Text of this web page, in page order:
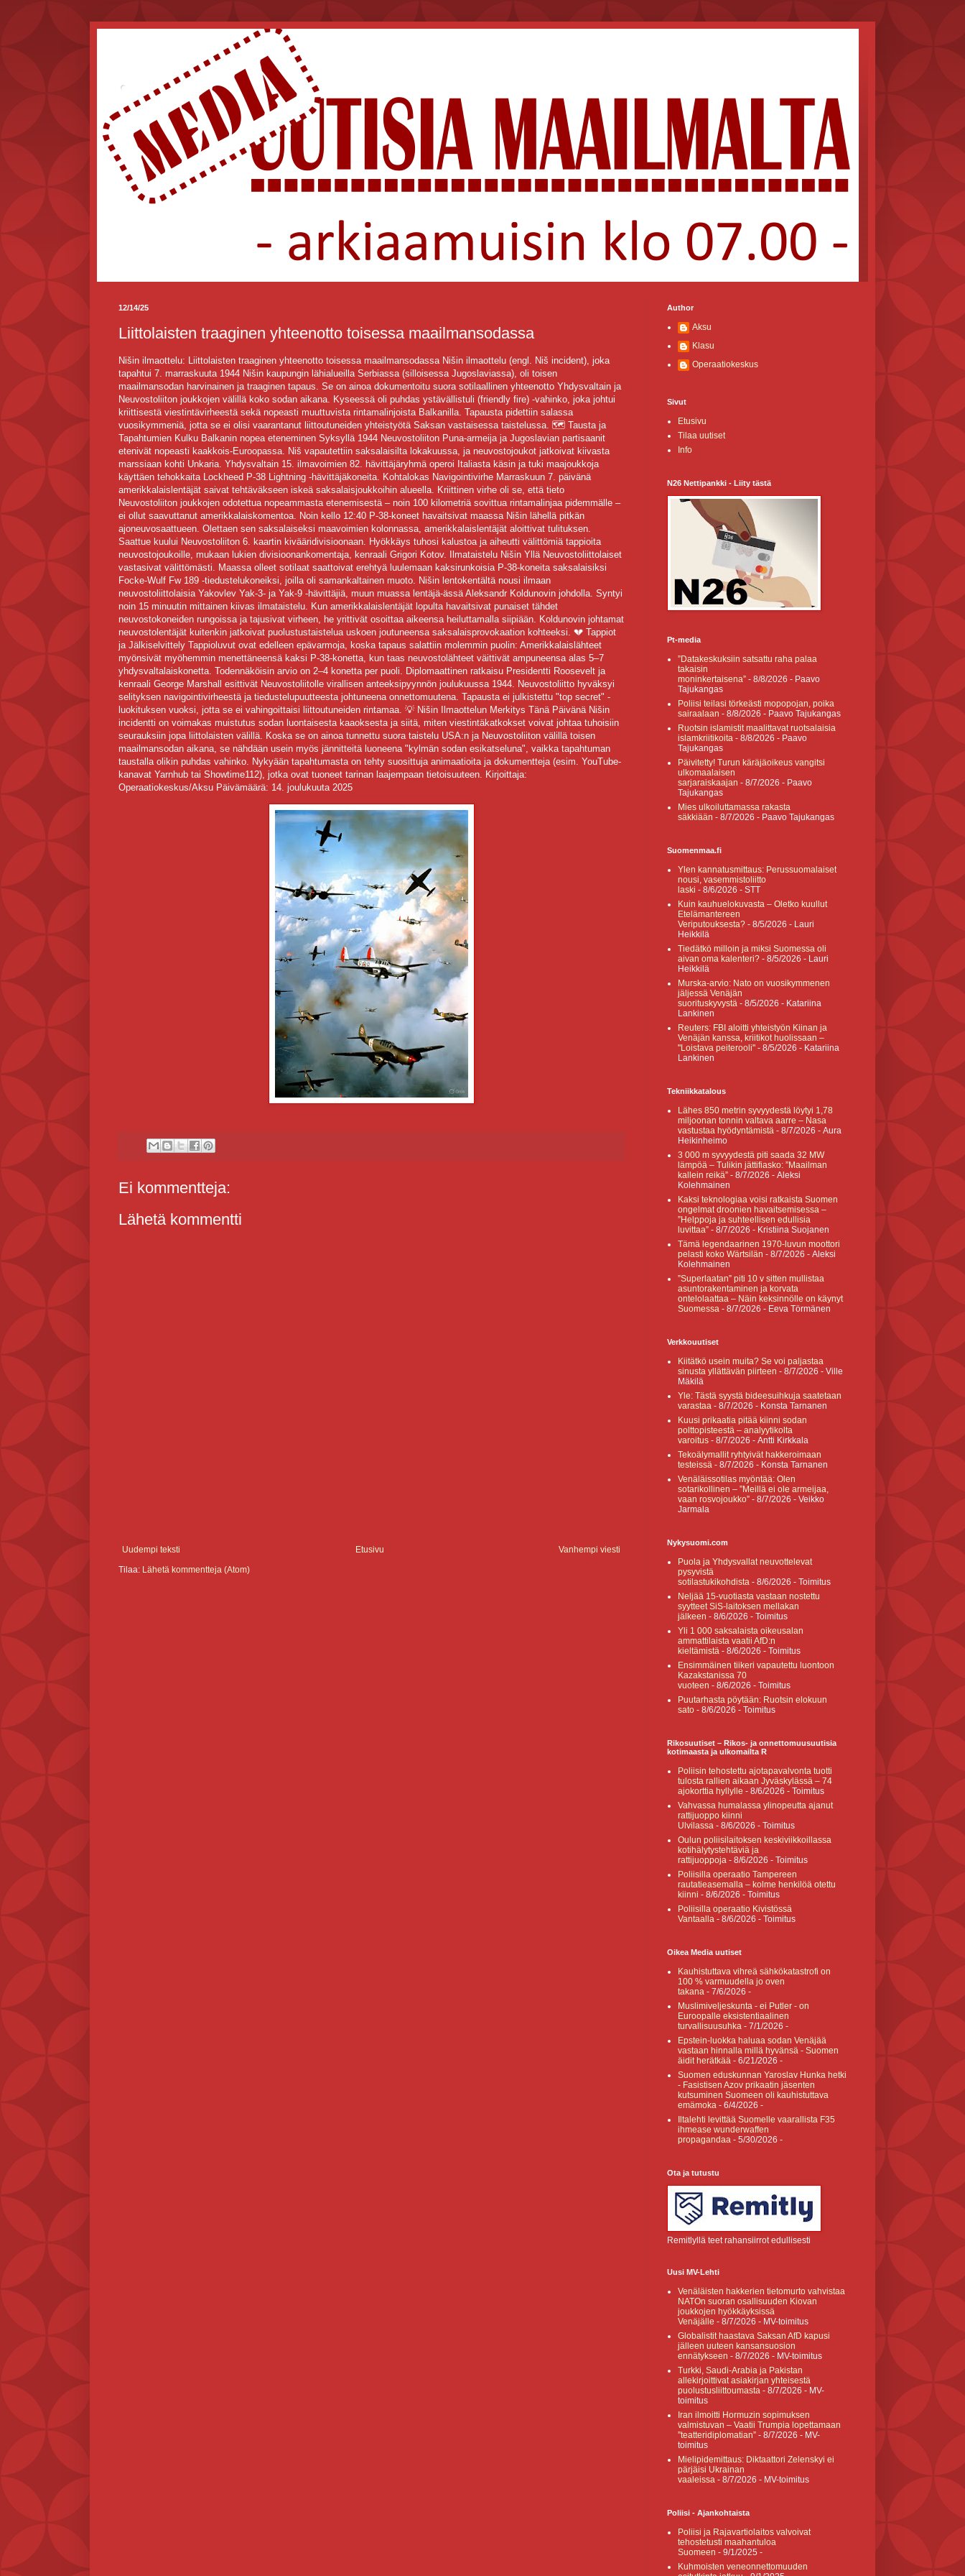
.
12/14/25
Liittolaisten traaginen yhteenotto toisessa maailmansodassa
Nišin ilmaottelu: Liittolaisten traaginen yhteenotto toisessa maailmansodassa Nišin ilmaottelu (engl. Niš incident), joka
tapahtui 7. marraskuuta 1944 Nišin kaupungin lähialueilla Serbiassa (silloisessa Jugoslaviassa), oli toisen
maailmansodan harvinainen ja traaginen tapaus. Se on ainoa dokumentoitu suora sotilaallinen yhteenotto Yhdysvaltain ja
Neuvostoliiton joukkojen välillä koko sodan aikana. Kyseessä oli puhdas ystävällistuli (friendly fire) -vahinko, joka johtui
kriittisestä viestintävirheestä sekä nopeasti muuttuvista rintamalinjoista Balkanilla. Tapausta pidettiin salassa
vuosikymmeniä, jotta se ei olisi vaarantanut liittoutuneiden yhteistyötä Saksan vastaisessa taistelussa. 🗺️ Tausta ja
Tapahtumien Kulku Balkanin nopea eteneminen Syksyllä 1944 Neuvostoliiton Puna-armeija ja Jugoslavian partisaanit
etenivät nopeasti kaakkois-Euroopassa. Niš vapautettiin saksalaisilta lokakuussa, ja neuvostojoukot jatkoivat kiivasta
marssiaan kohti Unkaria. Yhdysvaltain 15. ilmavoimien 82. hävittäjäryhmä operoi Italiasta käsin ja tuki maajoukkoja
käyttäen tehokkaita Lockheed P-38 Lightning -hävittäjäkoneita. Kohtalokas Navigointivirhe Marraskuun 7. päivänä
amerikkalaislentäjät saivat tehtäväkseen iskeä saksalaisjoukkoihin alueella. Kriittinen virhe oli se, että tieto
Neuvostoliiton joukkojen odotettua nopeammasta etenemisestä – noin 100 kilometriä sovittua rintamalinjaa pidemmälle –
ei ollut saavuttanut amerikkalaiskomentoa. Noin kello 12:40 P-38-koneet havaitsivat maassa Nišin lähellä pitkän
ajoneuvosaattueen. Olettaen sen saksalaiseksi maavoimien kolonnassa, amerikkalaislentäjät aloittivat tulituksen.
Saattue kuului Neuvostoliiton 6. kaartin kivääridivisioonaan. Hyökkäys tuhosi kalustoa ja aiheutti välittömiä tappioita
neuvostojoukoille, mukaan lukien divisioonankomentaja, kenraali Grigori Kotov. Ilmataistelu Nišin Yllä Neuvostoliittolaiset
vastasivat välittömästi. Maassa olleet sotilaat saattoivat erehtyä luulemaan kaksirunkoisia P-38-koneita saksalaisiksi
Focke-Wulf Fw 189 -tiedustelukoneiksi, joilla oli samankaltainen muoto. Nišin lentokentältä nousi ilmaan
neuvostoliittolaisia Yakovlev Yak-3- ja Yak-9 -hävittäjiä, muun muassa lentäjä-ässä Aleksandr Koldunovin johdolla. Syntyi
noin 15 minuutin mittainen kiivas ilmataistelu. Kun amerikkalaislentäjät lopulta havaitsivat punaiset tähdet
neuvostokoneiden rungoissa ja tajusivat virheen, he yrittivät osoittaa aikeensa heiluttamalla siipiään. Koldunovin johtamat
neuvostolentäjät kuitenkin jatkoivat puolustustaistelua uskoen joutuneensa saksalaisprovokaation kohteeksi. 💔 Tappiot
ja Jälkiselvittely Tappioluvut ovat edelleen epävarmoja, koska tapaus salattiin molemmin puolin: Amerikkalaislähteet
myönsivät myöhemmin menettäneensä kaksi P-38-konetta, kun taas neuvostolähteet väittivät ampuneensa alas 5–7
yhdysvaltalaiskonetta. Todennäköisin arvio on 2–4 konetta per puoli. Diplomaattinen ratkaisu Presidentti Roosevelt ja
kenraali George Marshall esittivät Neuvostoliitolle virallisen anteeksipyynnön joulukuussa 1944. Neuvostoliitto hyväksyi
selityksen navigointivirheestä ja tiedustelupuutteesta johtuneena onnettomuutena. Tapausta ei julkistettu "top secret" -
luokituksen vuoksi, jotta se ei vahingoittaisi liittoutuneiden rintamaa. 💡 Nišin Ilmaottelun Merkitys Tänä Päivänä Nišin
incidentti on voimakas muistutus sodan luontaisesta kaaoksesta ja siitä, miten viestintäkatkokset voivat johtaa tuhoisiin
seurauksiin jopa liittolaisten välillä. Koska se on ainoa tunnettu suora taistelu USA:n ja Neuvostoliiton välillä toisen
maailmansodan aikana, se nähdään usein myös jännitteitä luoneena "kylmän sodan esikatseluna", vaikka tapahtuman
taustalla olikin puhdas vahinko. Nykyään tapahtumasta on tehty suosittuja animaatioita ja dokumentteja (esim. YouTube-
kanavat Yarnhub tai Showtime112), jotka ovat tuoneet tarinan laajempaan tietoisuuteen. Kirjoittaja:
Operaatiokeskus/Aksu Päivämäärä: 14. joulukuuta 2025
Ei kommentteja:
Lähetä kommentti
Uudempi teksti Vanhempi viesti
Etusivu
Tilaa: Lähetä kommentteja (Atom)
Author
Aksu
Klasu
Operaatiokeskus
Sivut
Etusivu
Tilaa uutiset
Info
N26 Nettipankki - Liity tästä
Pt-media
”Datakeskuksiin satsattu raha palaa
takaisin
moninkertaisena” - 8/8/2026 - Paavo
Tajukangas
Poliisi teilasi törkeästi mopopojan, poika
sairaalaan - 8/8/2026 - Paavo Tajukangas
Ruotsin islamistit maalittavat ruotsalaisia
islamkriitikoita - 8/8/2026 - Paavo
Tajukangas
Päivitetty! Turun käräjäoikeus vangitsi
ulkomaalaisen
sarjaraiskaajan - 8/7/2026 - Paavo
Tajukangas
Mies ulkoiluttamassa rakasta
säkkiään - 8/7/2026 - Paavo Tajukangas
Suomenmaa.fi
Ylen kannatusmittaus: Perussuomalaiset
nousi, vasemmistoliitto
laski - 8/6/2026 - STT
Kuin kauhuelokuvasta – Oletko kuullut
Etelämantereen
Veriputouksesta? - 8/5/2026 - Lauri
Heikkilä
Tiedätkö milloin ja miksi Suomessa oli
aivan oma kalenteri? - 8/5/2026 - Lauri
Heikkilä
Murska-arvio: Nato on vuosikymmenen
jäljessä Venäjän
suorituskyvystä - 8/5/2026 - Katariina
Lankinen
Reuters: FBI aloitti yhteistyön Kiinan ja
Venäjän kanssa, kriitikot huolissaan –
"Loistava peiterooli" - 8/5/2026 - Katariina
Lankinen
Tekniikkatalous
Lähes 850 metrin syvyydestä löytyi 1,78
miljoonan tonnin valtava aarre – Nasa
vastustaa hyödyntämistä - 8/7/2026 - Aura
Heikinheimo
3 000 m syvyydestä piti saada 32 MW
lämpöä – Tulikin jättifiasko: ”Maailman
kallein reikä” - 8/7/2026 - Aleksi
Kolehmainen
Kaksi teknologiaa voisi ratkaista Suomen
ongelmat droonien havaitsemisessa –
”Helppoja ja suhteellisen edullisia
luvittaa” - 8/7/2026 - Kristiina Suojanen
Tämä legendaarinen 1970-luvun moottori
pelasti koko Wärtsilän - 8/7/2026 - Aleksi
Kolehmainen
”Superlaatan” piti 10 v sitten mullistaa
asuntorakentaminen ja korvata
ontelolaattaa – Näin keksinnölle on käynyt
Suomessa - 8/7/2026 - Eeva Törmänen
Verkkouutiset
Kiitätkö usein muita? Se voi paljastaa
sinusta yllättävän piirteen - 8/7/2026 - Ville
Mäkilä
Yle: Tästä syystä bideesuihkuja saatetaan
varastaa - 8/7/2026 - Konsta Tarnanen
Kuusi prikaatia pitää kiinni sodan
polttopisteestä – analyytikolta
varoitus - 8/7/2026 - Antti Kirkkala
Tekoälymallit ryhtyivät hakkeroimaan
testeissä - 8/7/2026 - Konsta Tarnanen
Venäläissotilas myöntää: Olen
sotarikollinen – ”Meillä ei ole armeijaa,
vaan rosvojoukko” - 8/7/2026 - Veikko
Jarmala
Nykysuomi.com
Puola ja Yhdysvallat neuvottelevat
pysyvistä
sotilastukikohdista - 8/6/2026 - Toimitus
Neljää 15-vuotiasta vastaan nostettu
syytteet SiS-laitoksen mellakan
jälkeen - 8/6/2026 - Toimitus
Yli 1 000 saksalaista oikeusalan
ammattilaista vaatii AfD:n
kieltämistä - 8/6/2026 - Toimitus
Ensimmäinen tiikeri vapautettu luontoon
Kazakstanissa 70
vuoteen - 8/6/2026 - Toimitus
Puutarhasta pöytään: Ruotsin elokuun
sato - 8/6/2026 - Toimitus
Rikosuutiset – Rikos- ja onnettomuusuutisia
kotimaasta ja ulkomailta R
Poliisin tehostettu ajotapavalvonta tuotti
tulosta rallien aikaan Jyväskylässä – 74
ajokorttia hyllylle - 8/6/2026 - Toimitus
Vahvassa humalassa ylinopeutta ajanut
rattijuoppo kiinni
Ulvilassa - 8/6/2026 - Toimitus
Oulun poliisilaitoksen keskiviikkoillassa
kotihälytystehtäviä ja
rattijuoppoja - 8/6/2026 - Toimitus
Poliisilla operaatio Tampereen
rautatieasemalla – kolme henkilöä otettu
kiinni - 8/6/2026 - Toimitus
Poliisilla operaatio Kivistössä
Vantaalla - 8/6/2026 - Toimitus
Oikea Media uutiset
Kauhistuttava vihreä sähkökatastrofi on
100 % varmuudella jo oven
takana - 7/6/2026 -
Muslimiveljeskunta - ei Putler - on
Euroopalle eksistentiaalinen
turvallisuusuhka - 7/1/2026 -
Epstein-luokka haluaa sodan Venäjää
vastaan hinnalla millä hyvänsä - Suomen
äidit herätkää - 6/21/2026 -
Suomen eduskunnan Yaroslav Hunka hetki
- Fasistisen Azov prikaatin jäsenten
kutsuminen Suomeen oli kauhistuttava
emämoka - 6/4/2026 -
Iltalehti levittää Suomelle vaarallista F35
ihmease wunderwaffen
propagandaa - 5/30/2026 -
Ota ja tutustu
Remitlyllä teet rahansiirrot edullisesti
Uusi MV-Lehti
Venäläisten hakkerien tietomurto vahvistaa
NATOn suoran osallisuuden Kiovan
joukkojen hyökkäyksissä
Venäjälle - 8/7/2026 - MV-toimitus
Globalistit haastava Saksan AfD kapusi
jälleen uuteen kansansuosion
ennätykseen - 8/7/2026 - MV-toimitus
Turkki, Saudi-Arabia ja Pakistan
allekirjoittivat asiakirjan yhteisestä
puolustusliittoumasta - 8/7/2026 - MV-
toimitus
Iran ilmoitti Hormuzin sopimuksen
valmistuvan – Vaatii Trumpia lopettamaan
”teatteridiplomatian” - 8/7/2026 - MV-
toimitus
Mielipidemittaus: Diktaattori Zelenskyi ei
pärjäisi Ukrainan
vaaleissa - 8/7/2026 - MV-toimitus
Poliisi - Ajankohtaista
Poliisi ja Rajavartiolaitos valvoivat
tehostetusti maahantuloa
Suomeen - 9/1/2025 -
Kuhmoisten veneonnettomuuden